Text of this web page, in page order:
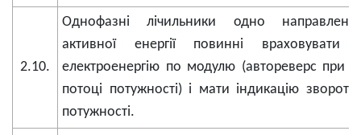
2.10.
Однофазні лічильники одно
активної енергії повинні враховувати
електроенергію по модулю (автореверс при
потоці потужності) і мати індикацію
потужності.